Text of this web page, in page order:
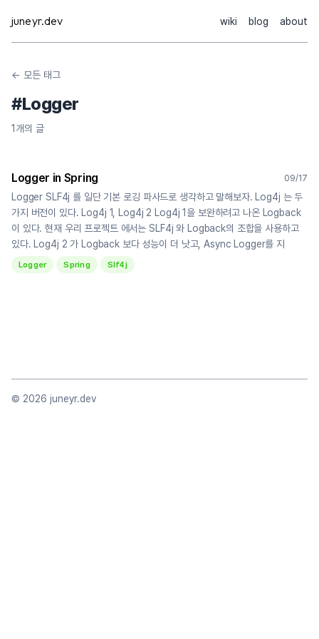
to
content
juneyr.dev wiki blog about
← 모든 태그
#Logger
1 개의 글
Logger in Spring 09/17
Logger SLF4j 를 일단 기본 로깅 파사드로 생각하고 말해보자. Log4j 는 두
가지 버전이 있다. Log4j 1, Log4j 2 Log4j 1을 보완하려고 나온 Logback
이 있다. 현재 우리 프로젝트 에서는 SLF4j 와 Logback의 조합을 사용하고
있다. Log4j 2 가 Logback 보다 성능이 더 낫고, Async Logger를 지
Logger Spring Slf4j
© 2026 juneyr.dev